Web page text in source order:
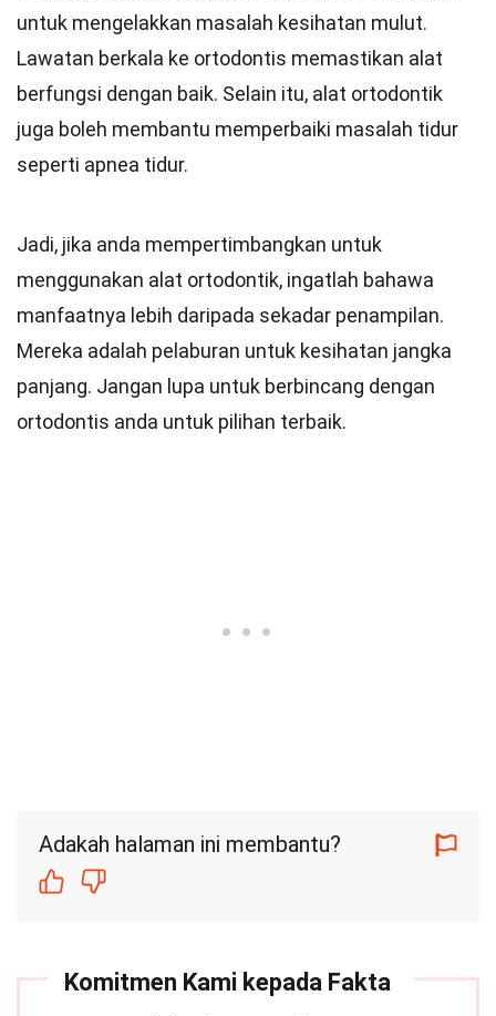
untuk mengelakkan masalah kesihatan mulut.
Lawatan berkala ke ortodontis memastikan alat
berfungsi dengan baik. Selain itu, alat ortodontik
juga boleh membantu memperbaiki masalah tidur
seperti apnea tidur.
Jadi, jika anda mempertimbangkan untuk
menggunakan alat ortodontik, ingatlah bahawa
manfaatnya lebih daripada sekadar penampilan.
Mereka adalah pelaburan untuk kesihatan jangka
panjang. Jangan lupa untuk berbincang dengan
ortodontis anda untuk pilihan terbaik.
Adakah halaman ini membantu?
Komitmen Kami kepada Fakta